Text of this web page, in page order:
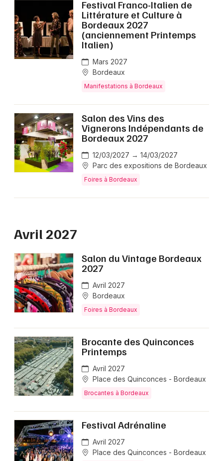
Festival Franco-Italien de
Littérature et Culture à
Bordeaux 2027
(anciennement Printemps
Italien)
Mars 2027
Bordeaux
Manifestations à Bordeaux
Salon des Vins des
Vignerons Indépendants de
Bordeaux 2027
12/03/2027 → 14/03/2027
Parc des expositions de Bordeaux
Foires à Bordeaux
Avril 2027
Salon du Vintage Bordeaux
2027
Avril 2027
Bordeaux
Foires à Bordeaux
Brocante des Quinconces
Printemps
Avril 2027
Place des Quinconces - Bordeaux
Brocantes à Bordeaux
Festival Adrénaline
Avril 2027
Place des Quinconces - Bordeaux